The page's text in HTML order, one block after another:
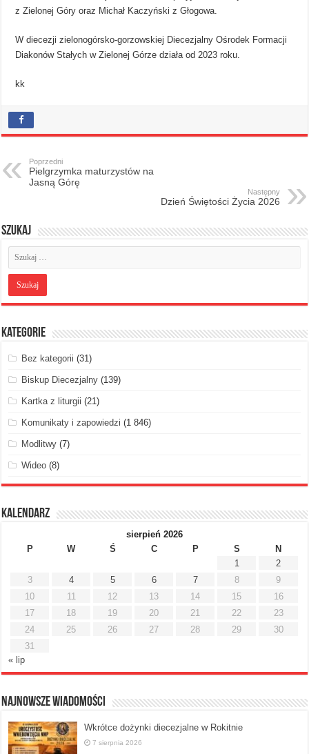
z Zielonej Góry oraz Michał Kaczyński z Głogowa.
W diecezji zielonogórsko-gorzowskiej Diecezjalny Ośrodek Formacji
Diakonów Stałych w Zielonej Górze działa od 2023 roku.
kk
Poprzedni
Pielgrzymka maturzystów na
Jasną Górę
Następny
Dzień Świętości Życia 2026
Szukaj
Kategorie
Bez kategorii (31)
Biskup Diecezjalny (139)
Kartka z liturgii (21)
Komunikaty i zapowiedzi (1 846)
Modlitwy (7)
Wideo (8)
Kalendarz
sierpień 2026
P
W Ś C P S
N
1
2
3
4 5 6 7 8
9
10
11 12 13 14 15
16
17
18 19 20 21 22
23
24
25 26 27 28 29
30
31
« lip
Najnowsze Wiadomości
Wkrótce dożynki diecezjalne w Rokitnie
7 sierpnia 2026